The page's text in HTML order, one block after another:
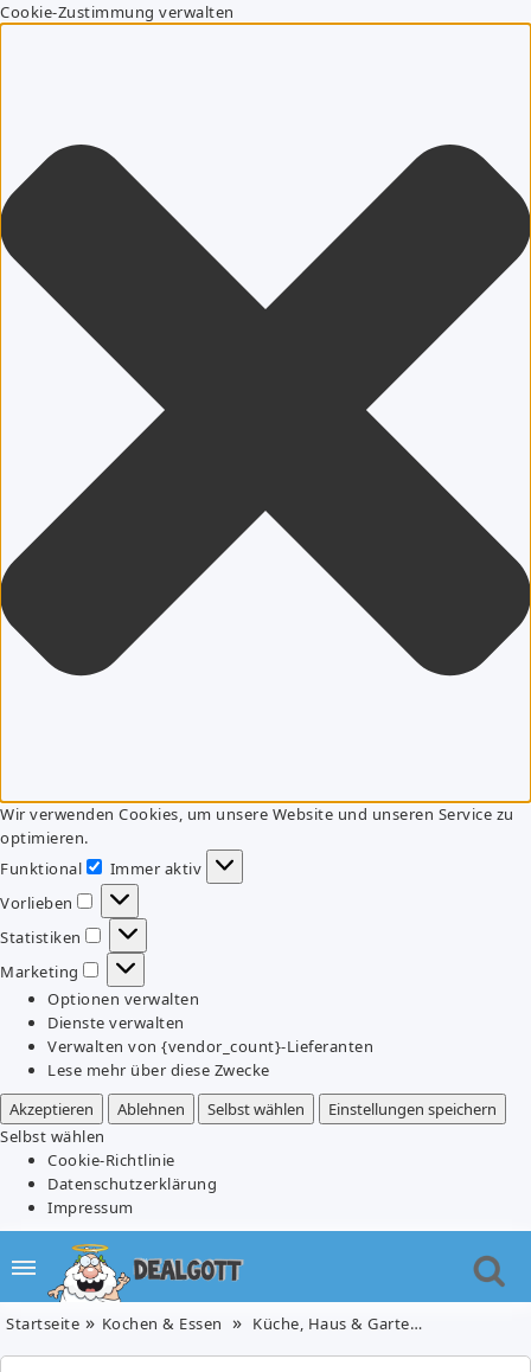
Cookie-Zustimmung verwalten
Wir verwenden Cookies, um unsere Website und unseren Service zu
optimieren.
Funktional
Funktional
Immer aktiv
Vorlieben
Vorlieben
Statistiken
Statistiken
Marketing
Marketing
Optionen verwalten
Dienste verwalten
Verwalten von {vendor_count}-Lieferanten
Lese mehr über diese Zwecke
Akzeptieren
Ablehnen Selbst wählen
Einstellungen speichern
Selbst wählen
Cookie-Richtlinie
Datenschutzerklärung
Impressum
Startseite Kochen & Essen Küche, Haus & Garten